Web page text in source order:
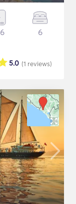
6 6
(1 reviews)
5.0